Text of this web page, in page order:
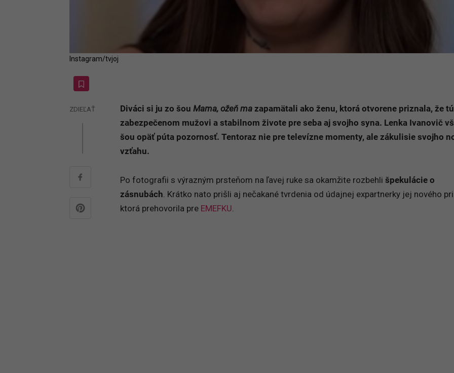
Instagram/tvjoj
ZDIEĽAŤ Diváci si ju zo šou Mama, ožeň ma zapamätali ako ženu, ktorá otvorene priznala, že
zabezpečenom mužovi a stabilnom živote pre seba aj svojho syna. Lenka Ivanovič
šou opäť púta pozornosť. Tentoraz nie pre televízne momenty, ale zákulisie svojho
vzťahu.
Po fotografii s výrazným prsteňom na ľavej ruke sa okamžite rozbehli špekulácie o
zásnubách. Krátko nato prišli aj nečakané tvrdenia od údajnej expartnerky jej nového
ktorá prehovorila pre EMEFKU.